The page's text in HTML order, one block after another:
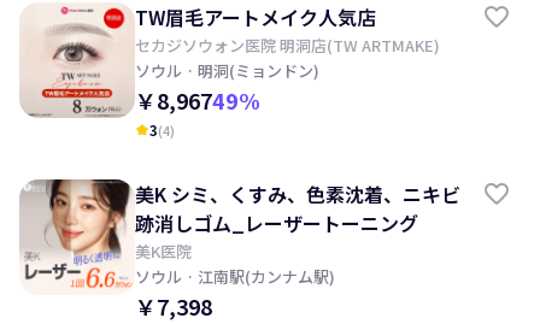
TW眉毛アートメイク人気店
セカジソウォン医院 明洞店(TW ARTMAKE)
ソウル · 明洞(ミョンドン)
￥8,96749%
kid_star3(4)
美K シミ、くすみ、色素沈着、ニキビ
跡消しゴム_レーザートーニング
美K医院
ソウル · 江南駅(カンナム駅)
￥7,398